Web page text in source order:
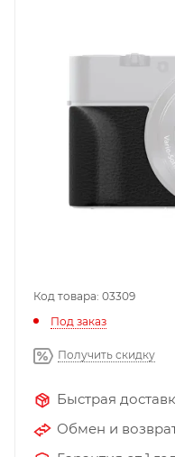
Код товара: 03309
Под заказ
Получить скидку
Быстрая
Обмен и